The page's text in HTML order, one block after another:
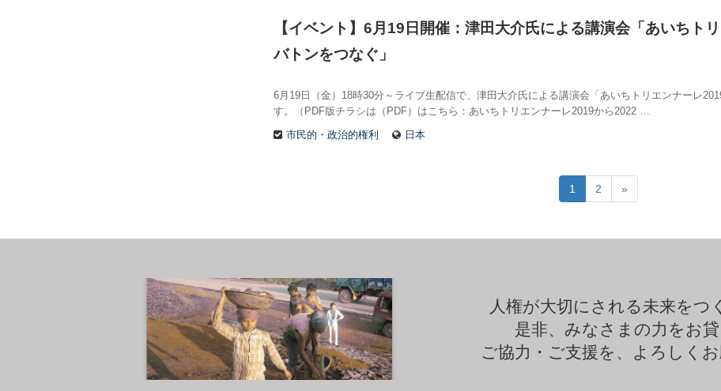
【イベント】6月19日開催：津田大介氏による講演会「あいちト
バトンをつなぐ」
6月19日（金）18時30分～ライブ生配信で、津田大介氏による講演会「あいちトリエンナーレ
す。（PDF版チラシは（PDF）はこちら：あいちトリエンナーレ2019から2022 …
市民的・政治的権利 日本
1 2 »
人権が大切にされる未来をつ
是非、みなさまの力をお貸
ご協力・ご支援を、よろしく